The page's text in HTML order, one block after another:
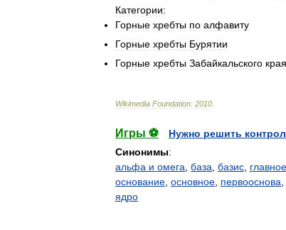
Категории:
Горные хребты по алфавиту
Горные хребты Бурятии
Горные хребты Забайкальского края
Wikimedia Foundation 2010
Игры ⚽
Нужно решить
Синонимы:
альфа и омега база базис главное
основание основное первооснова
ядро